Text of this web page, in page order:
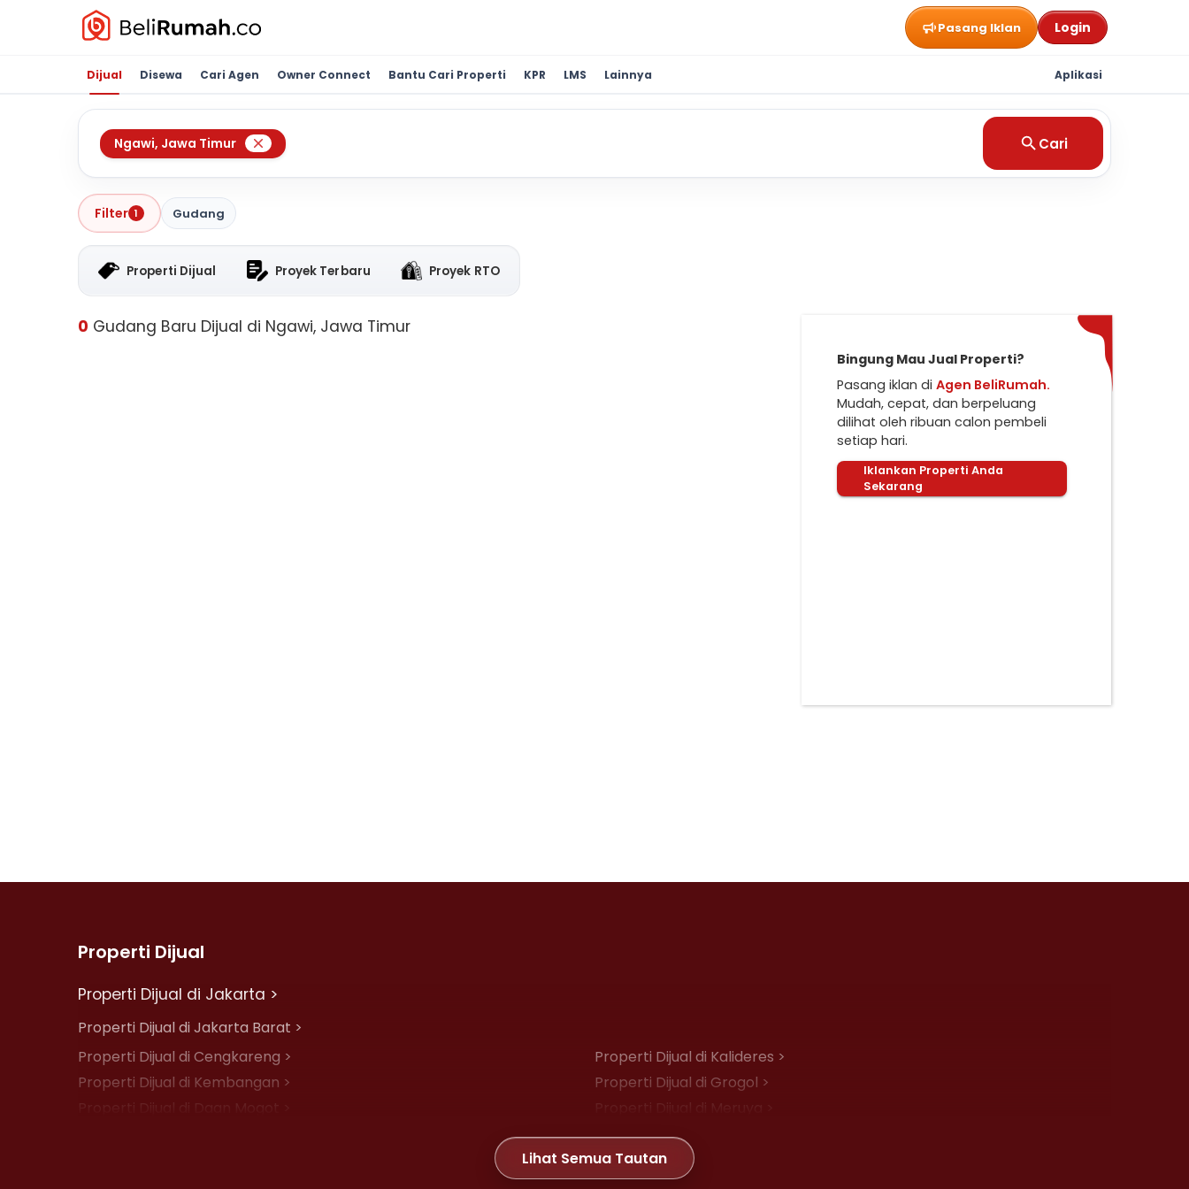
Pasang Iklan Login
Dijual Disewa Cari Agen Owner Connect Bantu Cari Properti KPR LMS Lainnya Aplikasi
Ngawi, Jawa Timur Cari
Filter 1 Gudang
Properti Dijual Proyek Terbaru Proyek RTO
0 Gudang Baru Dijual di Ngawi, Jawa Timur
Bingung Mau Jual Properti?
Pasang iklan di Agen BeliRumah.
Mudah, cepat, dan berpeluang
dilihat oleh ribuan calon pembeli
setiap hari.
Iklankan Properti Anda
Sekarang
Properti Dijual
Properti Dijual di Jakarta >
Properti Dijual di Jakarta Barat >
Properti Dijual di Cengkareng >
Properti Dijual di Kalideres >
Properti Dijual di Kembangan >
Properti Dijual di Grogol >
Properti Dijual di Daan Mogot >
Properti Dijual di Meruya >
Properti Dijual di Joglo >
Lihat Semua Tautan